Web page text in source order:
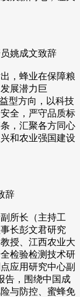
姚成文致辞
，蜂业在保障粮
展潜力巨
型方向，以科技
全，严守品质标
，汇聚各方同心
和农业强国建设
辞
所长（主持工
长彭文君研究
授、江西农业大
检验检测技术研
应用研究中心副
告，围绕中国成
与防控、蜜蜂免